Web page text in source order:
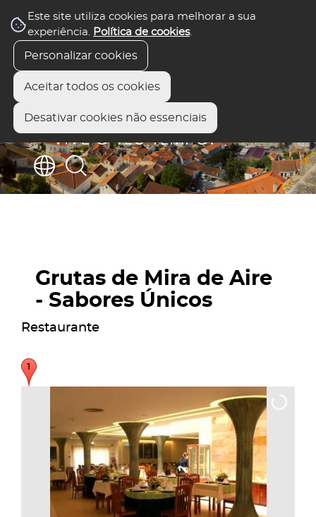
Este site utiliza cookies para melhorar a sua
experiência. Política de cookies.
Personalizar cookies
Aceitar todos os cookies
Desativar cookies não essenciais
Grutas de Mira de Aire
- Sabores Únicos
Restaurante